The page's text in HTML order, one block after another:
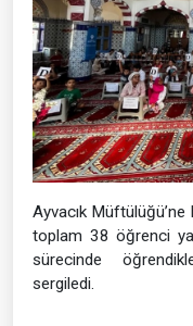
Ayvacık Müftülüğü’ne
toplam 38 öğrenci
sürecinde
sergiledi.